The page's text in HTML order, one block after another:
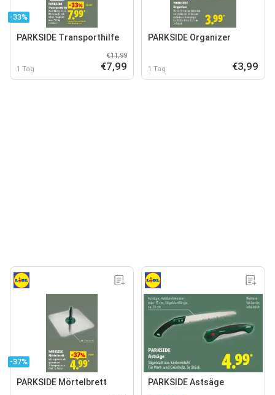
-33%
PARKSIDE Transporthilfe
1 Tag
€11,99
€7,99
PARKSIDE Organizer
1 Tag €3,99
-37%
PARKSIDE Mörtelbrett PARKSIDE Astsäge